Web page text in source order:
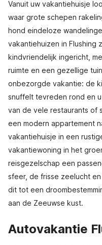
Vanuit uw vakantiehuisje
waar grote schepen
hond eindeloze
vakantiehuizen in Flushing
kindvriendelijk ingericht,
ruimte en een gezellige
onbezorgde vakantie: de
snuffelt tevreden rond en
van de vele restaurants of
een modern appartement
vakantiehuisje in een
vakantiewoning in het
reisgezelschap een
sfeer, de frisse zeelucht
dit tot een
aan de Zeeuwse kust.
Autovakantie